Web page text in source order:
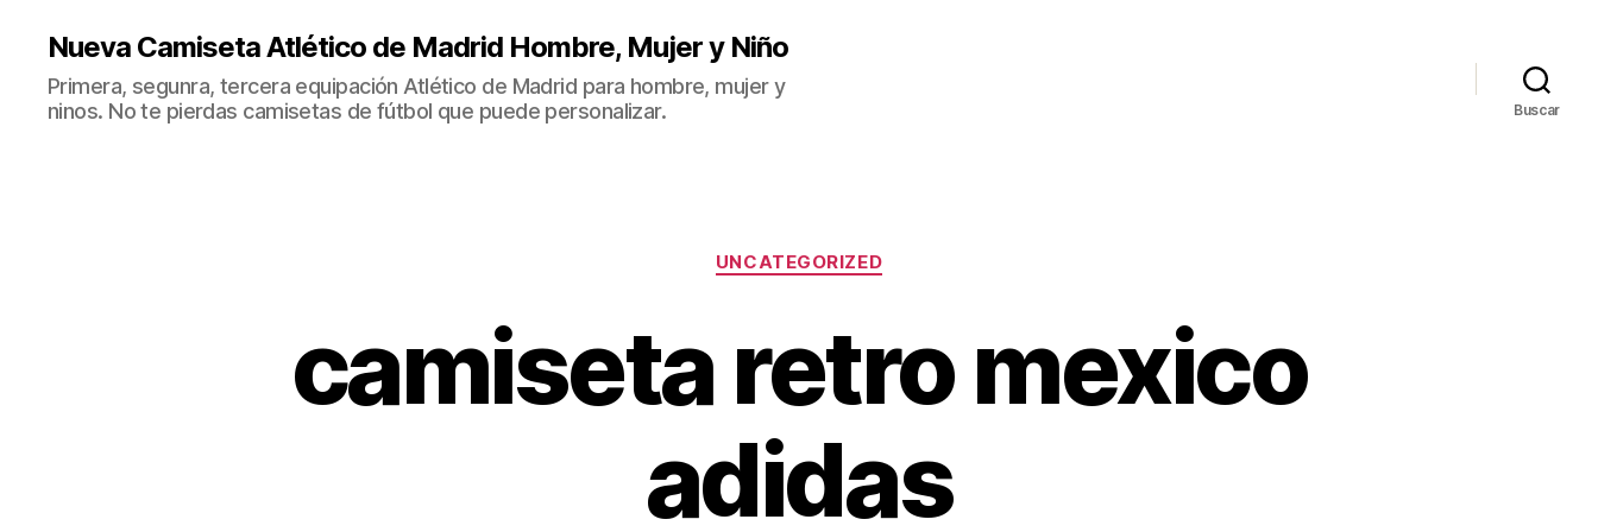
Nueva Camiseta Atlético de Madrid Hombre, Mujer y Niño
Primera, segunra, tercera equipación Atlético de Madrid para hombre, mujer y
ninos. No te pierdas camisetas de fútbol que puede personalizar.
Buscar
Categorías
UNCATEGORIZED
camiseta retro mexico
adidas